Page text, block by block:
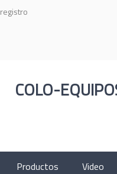
registro
COLO-
Productos Video